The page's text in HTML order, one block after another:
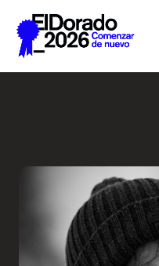
Saltar al contenido principal
Academias
Archivo